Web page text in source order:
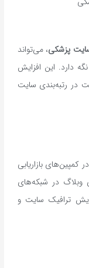
پزشکی، می‌تواند
دارد. این افزایش
در رتبه‌بندی سایت
بازاریابی
وبلاگ در شبکه‌های
ترافیک سایت و